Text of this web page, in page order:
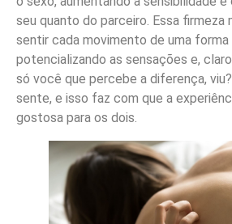
seu quanto do parceiro. Essa
sentir cada movimento de uma forma
potencializando as sensações e,
só você que percebe a diferença,
sente, e isso faz com que a
gostosa para os dois.